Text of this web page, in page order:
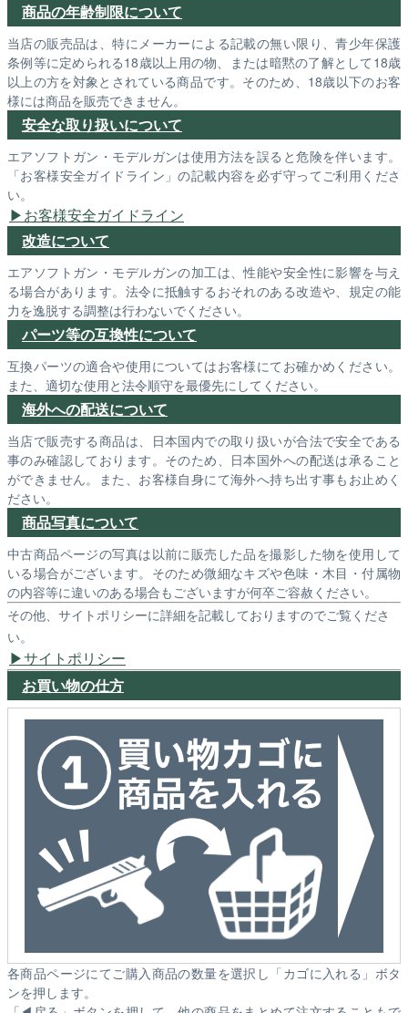
商品の年齢制限について
当店の販売品は、特にメーカーによる記載の無い限り、青少年保護
条例等に定められる18歳以上用の物、または暗黙の了解として18歳
以上の方を対象とされている商品です。そのため、18歳以下のお客
様には商品を販売できません。
安全な取り扱いについて
エアソフトガン・モデルガンは使用方法を誤ると危険を伴います。
「お客様安全ガイドライン」の記載内容を必ず守ってご利用くださ
い。
お客様安全ガイドライン
改造について
エアソフトガン・モデルガンの加工は、性能や安全性に影響を与え
る場合があります。法令に抵触するおそれのある改造や、規定の能
力を逸脱する調整は行わないでください。
パーツ等の互換性について
互換パーツの適合や使用についてはお客様にてお確かめください。
また、適切な使用と法令順守を最優先にしてください。
海外への配送について
当店で販売する商品は、日本国内での取り扱いが合法で安全である
事のみ確認しております。そのため、日本国外への配送は承ること
ができません。また、お客様自身にて海外へ持ち出す事もお止めく
ださい。
商品写真について
中古商品ページの写真は以前に販売した品を撮影した物を使用して
いる場合がございます。そのため微細なキズや色味・木目・付属物
の内容等に違いのある場合もございますが何卒ご容赦ください。
その他、サイトポリシーに詳細を記載しておりますのでご覧くださ
い。
サイトポリシー
お買い物の仕方
各商品ページにてご購入商品の数量を選択し「カゴに入れる」ボタ
ンを押します。